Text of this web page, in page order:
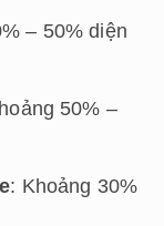
– 50% diện
50% –
: Khoảng 30%